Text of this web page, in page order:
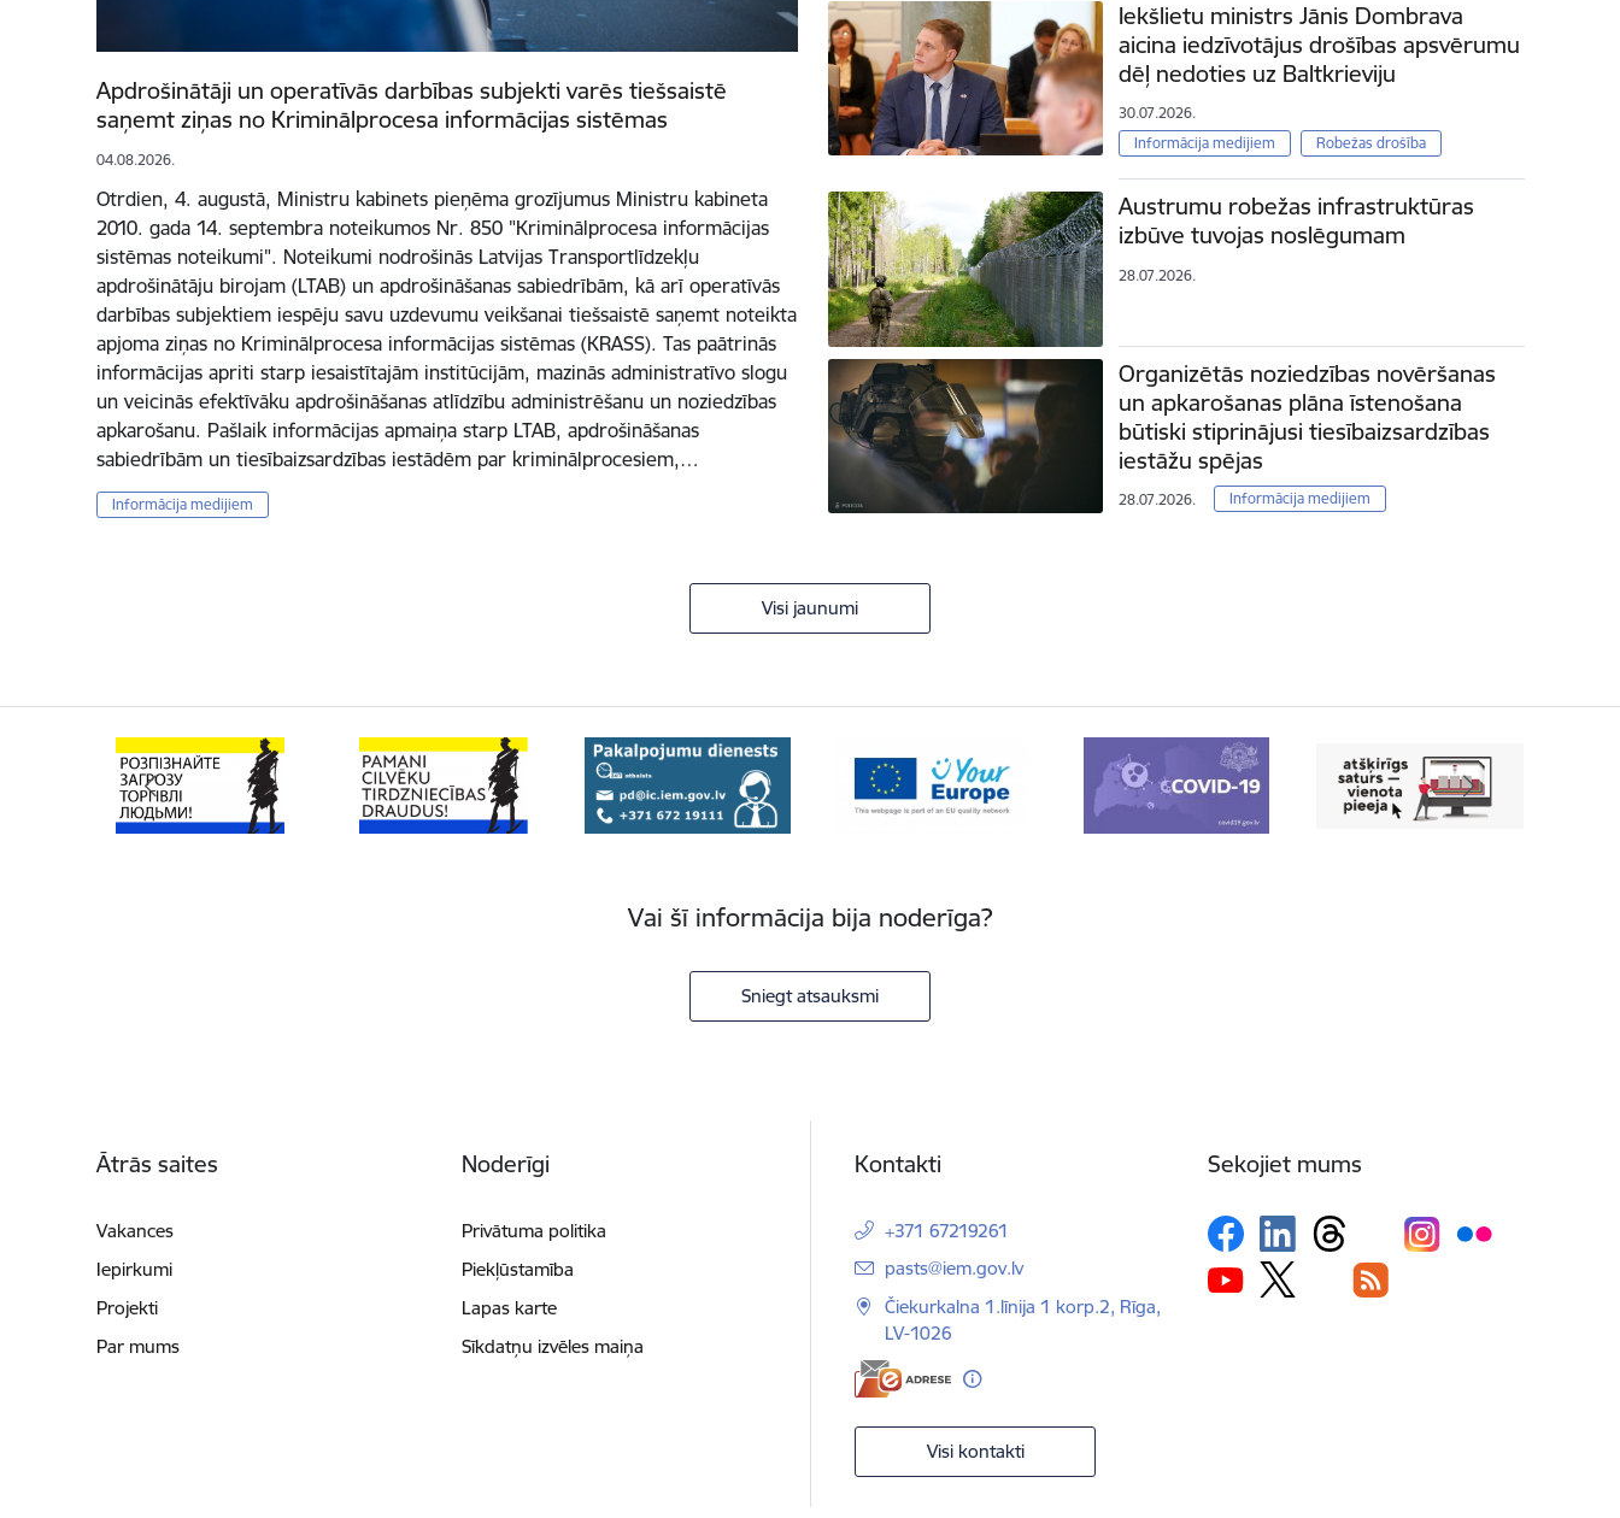
Apdrošinātāji un operatīvās darbības subjekti varēs tiešsaistē
saņemt ziņas no Kriminālprocesa informācijas sistēmas
04.08.2026.
Otrdien, 4. augustā, Ministru kabinets pieņēma grozījumus Ministru kabineta
2010. gada 14. septembra noteikumos Nr. 850 "Kriminālprocesa informācijas
sistēmas noteikumi". Noteikumi nodrošinās Latvijas Transportlīdzekļu
apdrošinātāju birojam (LTAB) un apdrošināšanas sabiedrībām, kā arī operatīvās
darbības subjektiem iespēju savu uzdevumu veikšanai tiešsaistē saņemt noteikta
apjoma ziņas no Kriminālprocesa informācijas sistēmas (KRASS). Tas paātrinās
informācijas apriti starp iesaistītajām institūcijām, mazinās administratīvo slogu
un veicinās efektīvāku apdrošināšanas atlīdzību administrēšanu un noziedzības
apkarošanu. Pašlaik informācijas apmaiņa starp LTAB, apdrošināšanas
sabiedrībām un tiesībaizsardzības iestādēm par kriminālprocesiem,…
Informācija medijiem
Iekšlietu ministrs Jānis Dombrava
aicina iedzīvotājus drošības apsvērumu
dēļ nedoties uz Baltkrieviju
30.07.2026.
Informācija medijiem
Robežas drošība
Austrumu robežas infrastruktūras
izbūve tuvojas noslēgumam
28.07.2026.
Organizētās noziedzības novēršanas
un apkarošanas plāna īstenošana
būtiski stiprinājusi tiesībaizsardzības
iestāžu spējas
28.07.2026. Informācija medijiem
Visi jaunumi
Vai šī informācija bija noderīga?
Sniegt atsauksmi
Ātrās saites
Vakances
Iepirkumi
Projekti
Par mums
Noderīgi
Privātuma politika
Piekļūstamība
Lapas karte
Sīkdatņu izvēles maiņa
Kontakti
+371 67219261
E-pasts:
pasts@iem.gov.lv
Čiekurkalna 1.līnija 1 korp.2, Rīga,
LV-1026
Visi kontakti
Sekojiet mums